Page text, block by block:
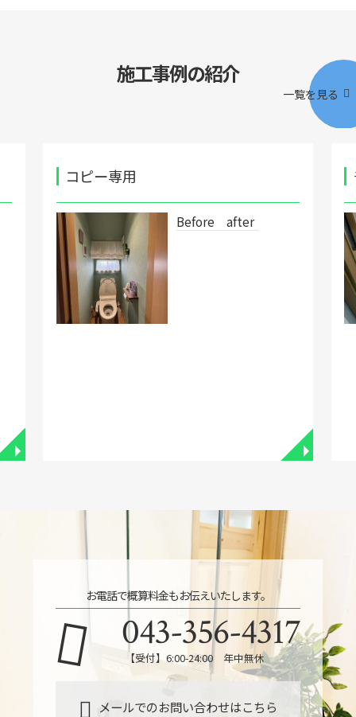
施工事例の紹介
一覧を見る
◥
コピー専用
Before after
◥
お電話で概算料金もお伝えいたします。
043-356-4317
【受付】6:00-24:00 年中無休
メールでのお問い合わせはこちら